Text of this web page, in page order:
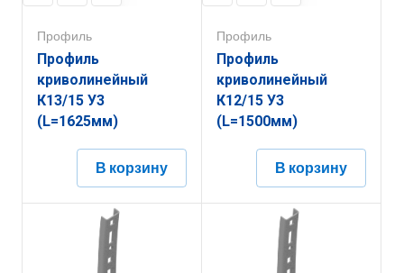
Профиль
Профиль
криволинейный
К13/15 У3
(L=1625мм)
В корзину
Профиль
Профиль
криволинейный
К12/15 У3
(L=1500мм)
В корзину